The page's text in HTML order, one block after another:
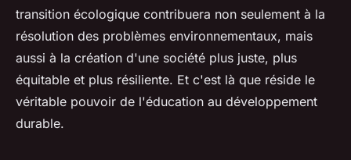
transition écologique contribuera non seulement à la
résolution des problèmes environnementaux, mais
aussi à la création d'une société plus juste, plus
équitable et plus résiliente. Et c'est là que réside le
véritable pouvoir de l'éducation au développement
durable.